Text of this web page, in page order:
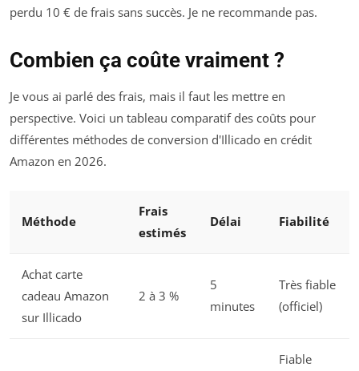
perdu 10 € de frais sans succès. Je ne recommande pas.
Combien ça coûte vraiment ?
Je vous ai parlé des frais, mais il faut les mettre en
perspective. Voici un tableau comparatif des coûts pour
différentes méthodes de conversion d'Illicado en crédit
Amazon en 2026.
Méthode
Frais
estimés
Délai Fiabilité
Achat carte
cadeau Amazon
sur Illicado
2 à 3 %
5
minutes
Très fiable
(officiel)
Fiable